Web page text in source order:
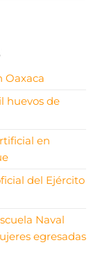
Oaxaca
huevos de
en
del Ejército
Naval
egresadas